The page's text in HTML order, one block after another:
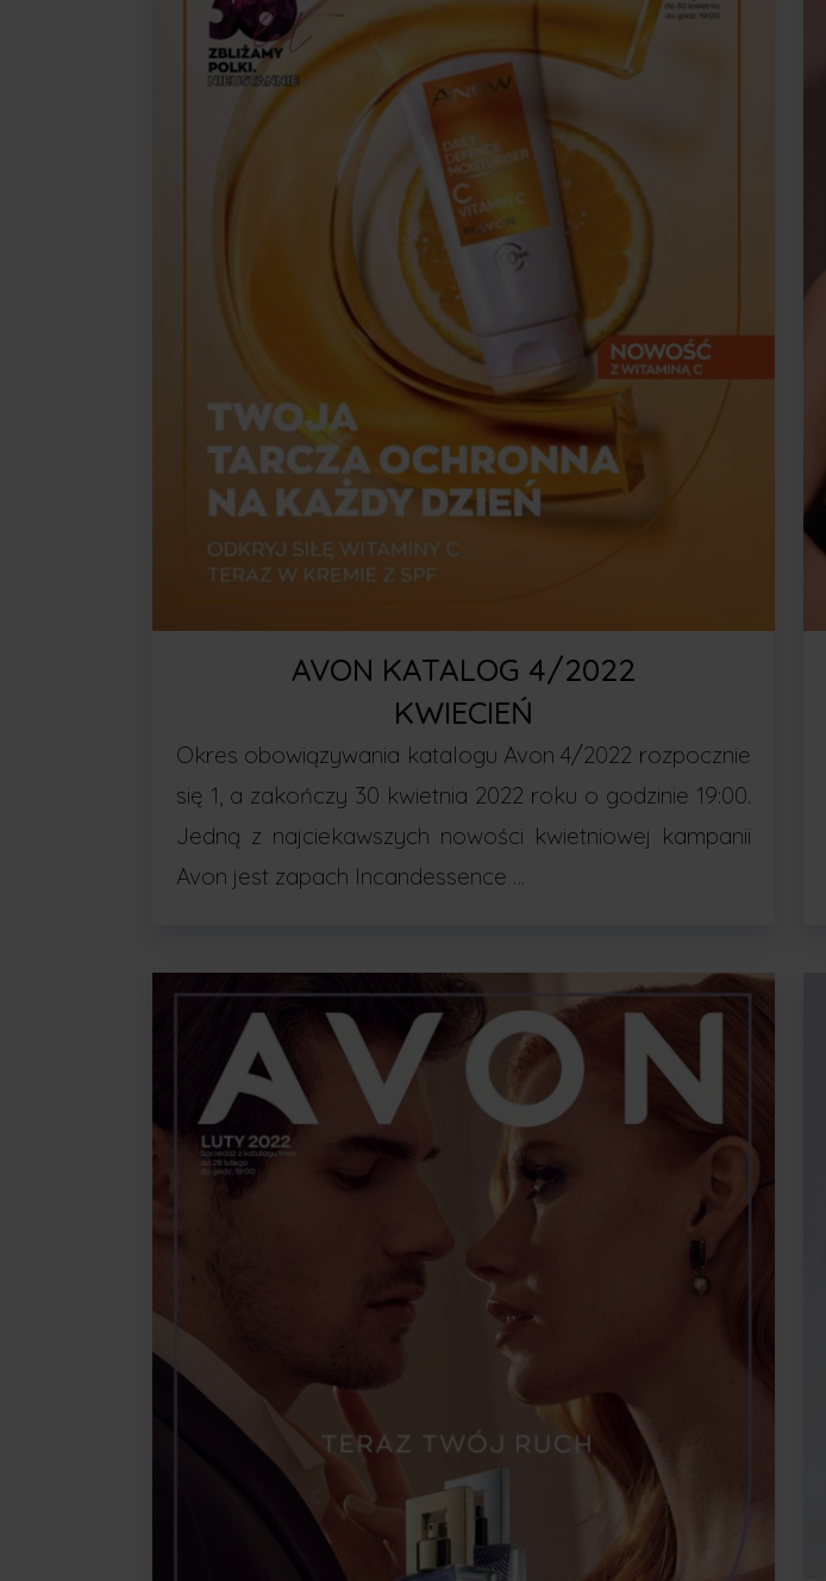
AVON KATALOG 4/2022
KWIECIEŃ
Okres obowiązywania katalogu Avon 4/2022 rozpocznie
się 1, a zakończy 30 kwietnia 2022 roku o godzinie 19:00.
Jedną z najciekawszych nowości kwietniowej kampanii
Avon jest zapach Incandessence …